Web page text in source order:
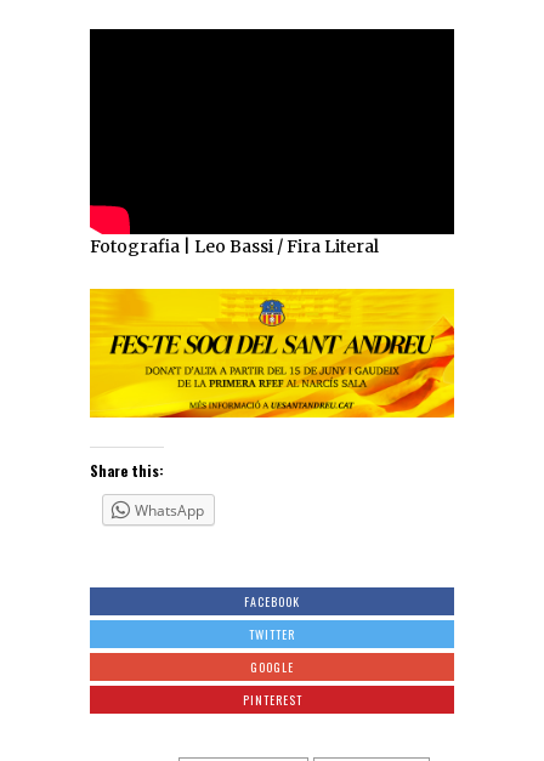
Fotografia | Leo Bassi / Fira Literal
Share this:
WhatsApp
FACEBOOK
TWITTER
GOOGLE
PINTEREST